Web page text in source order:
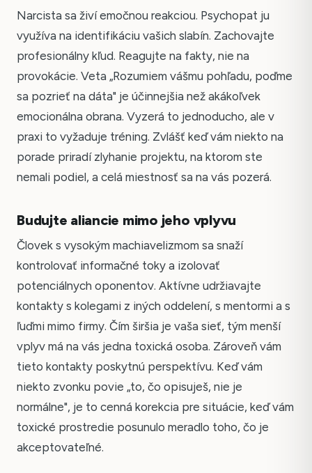
Narcista sa živí emočnou reakciou. Psychopat ju
využíva na identifikáciu vašich slabín. Zachovajte
profesionálny kľud. Reagujte na fakty, nie na
provokácie. Veta „Rozumiem vášmu pohľadu, poďme
sa pozrieť na dáta" je účinnejšia než akákoľvek
emocionálna obrana. Vyzerá to jednoducho, ale v
praxi to vyžaduje tréning. Zvlášť keď vám niekto na
porade priradí zlyhanie projektu, na ktorom ste
nemali podiel, a celá miestnosť sa na vás pozerá.
Budujte aliancie mimo jeho vplyvu
Človek s vysokým machiavelizmom sa snaží
kontrolovať informačné toky a izolovať
potenciálnych oponentov. Aktívne udržiavajte
kontakty s kolegami z iných oddelení, s mentormi a s
ľuďmi mimo firmy. Čím širšia je vaša sieť, tým menší
vplyv má na vás jedna toxická osoba. Zároveň vám
tieto kontakty poskytnú perspektívu. Keď vám
niekto zvonku povie „to, čo opisuješ, nie je
normálne", je to cenná korekcia pre situácie, keď vám
toxické prostredie posunulo meradlo toho, čo je
akceptovateľné.